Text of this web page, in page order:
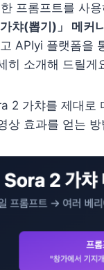
프롬프트를 사
가챠(뽑기)」 메커
APIyi 플랫폼을
히 소개해 드릴게
2 가챠를 제대로
상 효과를 얻는